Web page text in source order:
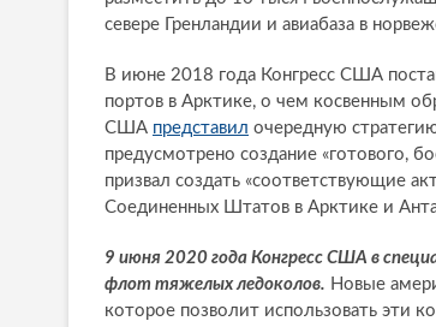
севере Гренландии и авиабаза в
В июне 2018 года Конгресс США
портов в Арктике, о чем косвенным
США представил очередную
предусмотрено создание «готового,
призвал создать «соответствующие
Соединенных Штатов в Арктике и
9 июня 2020 года Конгресс США в
флот тяжелых ледоколов. Новые
которое позволит использовать эти